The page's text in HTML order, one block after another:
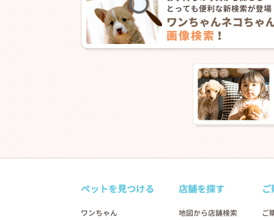
ペットを見つける
ワンちゃん
店舗を探す
地図から店舗検索
ご